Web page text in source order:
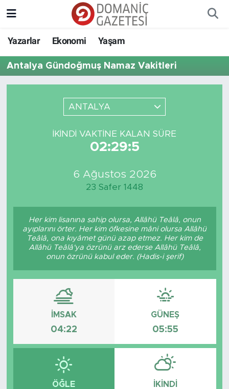
Yazarlar Ekonomi Yaşam
Antalya Gündoğmuş Namaz Vakitleri
ANTALYA
İKINDI VAKTINE KALAN SÜRE
02:29:5
6 Ağustos 2026
23 Safer 1448
Her kim lisanına sahip olursa, Allâhü Teâlâ, onun
ayıplarını örter. Her kim öfkesine mâni olursa Allâhü
Teâlâ, ona kıyâmet günü azap etmez. Her kim de
Allâhü Teâlâ'ya özrünü arz ederse Allâhü Teâlâ,
onun özrünü kabul eder. (Hadis-i şerif)
İMSAK
04:22
GÜNEŞ
05:55
ÖĞLE İKINDI